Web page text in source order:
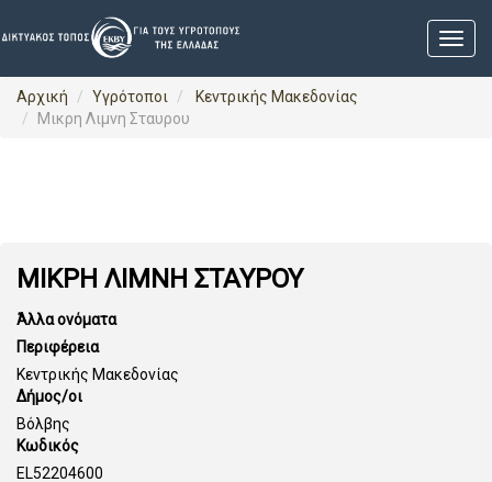
Αρχική Υγρότοποι
Κεντρικής Μακεδονίας
Μικρη Λιμνη Σταυρου
ΜΙΚΡΗ ΛΙΜΝΗ ΣΤΑΥΡΟΥ
Άλλα ονόματα
Περιφέρεια
Κεντρικής Μακεδονίας
Δήμος/οι
Βόλβης
Κωδικός
EL52204600